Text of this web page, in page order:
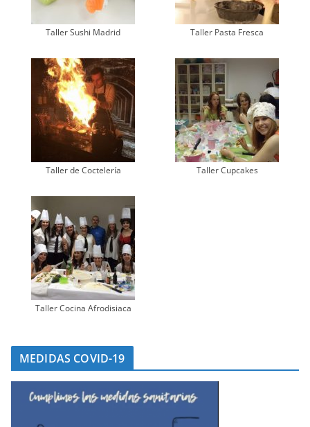
Taller Sushi Madrid Taller Pasta Fresca
Taller de Coctelería Taller Cupcakes
Taller Cocina Afrodisiaca
MEDIDAS COVID-19